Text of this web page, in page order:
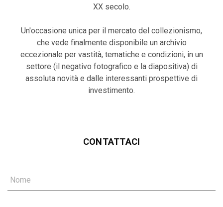
XX secolo.
Un'occasione unica per il mercato del collezionismo,
che vede finalmente disponibile un archivio
eccezionale per vastità, tematiche e condizioni, in un
settore (il negativo fotografico e la diapositiva) di
assoluta novità e dalle interessanti prospettive di
investimento.
CONTATTACI
Nome